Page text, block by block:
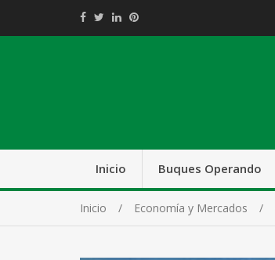
Inicio Buques Operando
Inicio Economía y Mercados